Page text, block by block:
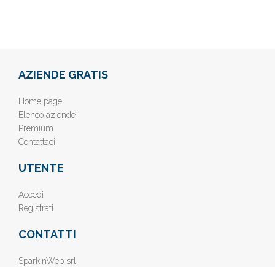
AZIENDE GRATIS
Home page
Elenco aziende
Premium
Contattaci
UTENTE
Accedi
Registrati
CONTATTI
SparkinWeb srl